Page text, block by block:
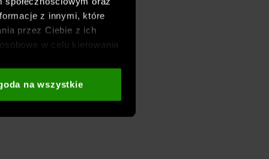
z innymi, które
przez Ciebie z ich
w celu kierowania
oraz sekcji „Szczegóły”
na wszystkie